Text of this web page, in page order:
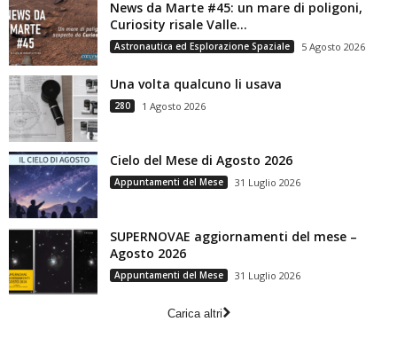
News da Marte #45: un mare di poligoni,
Curiosity risale Valle...
Astronautica ed Esplorazione Spaziale 5 Agosto 2026
Una volta qualcuno li usava
280 1 Agosto 2026
Cielo del Mese di Agosto 2026
Appuntamenti del Mese 31 Luglio 2026
SUPERNOVAE aggiornamenti del mese –
Agosto 2026
Appuntamenti del Mese 31 Luglio 2026
Carica altri